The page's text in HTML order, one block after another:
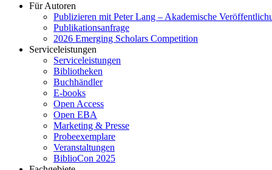
Für Autoren
Publizieren mit Peter Lang – Akademische
Publikationsanfrage
2026 Emerging Scholars Competition
Serviceleistungen
Serviceleistungen
Bibliotheken
Buchhändler
E-books
Open Access
Open EBA
Marketing & Presse
Probeexemplare
Veranstaltungen
BiblioCon 2025